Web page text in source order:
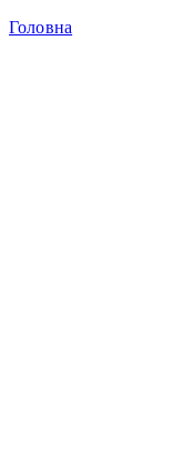
Головна